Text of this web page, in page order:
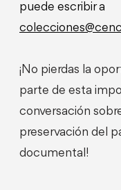
puede escribir a
¡No pierdas la
parte de esta
conversación
preservación del
documental!